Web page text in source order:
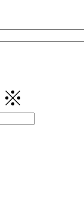
※